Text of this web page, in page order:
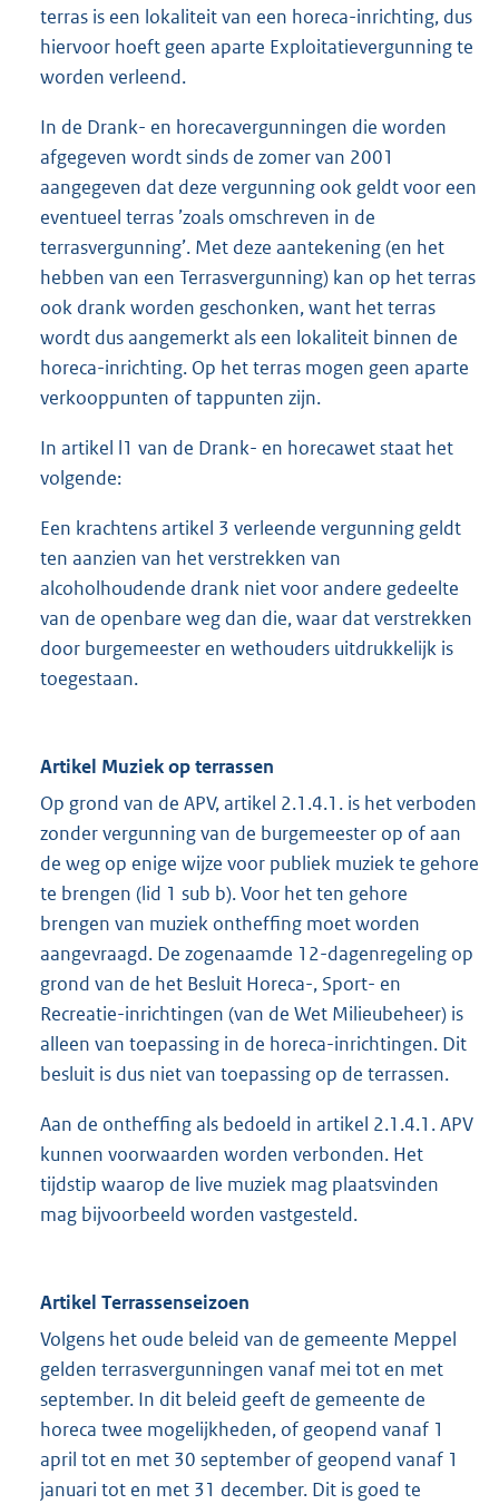
terras is een lokaliteit van een horeca-inrichting, dus
hiervoor hoeft geen aparte Exploitatievergunning te
worden verleend.
In de Drank- en horecavergunningen die worden
afgegeven wordt sinds de zomer van 2001
aangegeven dat deze vergunning ook geldt voor een
eventueel terras ’zoals omschreven in de
terrasvergunning’. Met deze aantekening (en het
hebben van een Terrasvergunning) kan op het terras
ook drank worden geschonken, want het terras
wordt dus aangemerkt als een lokaliteit binnen de
horeca-inrichting. Op het terras mogen geen aparte
verkooppunten of tappunten zijn.
In artikel l1 van de Drank- en horecawet staat het
volgende:
Een krachtens artikel 3 verleende vergunning geldt
ten aanzien van het verstrekken van
alcoholhoudende drank niet voor andere gedeelte
van de openbare weg dan die, waar dat verstrekken
door burgemeester en wethouders uitdrukkelijk is
toegestaan.
Artikel Muziek op terrassen
Op grond van de APV, artikel 2.1.4.1. is het verboden
zonder vergunning van de burgemeester op of aan
de weg op enige wijze voor publiek muziek te gehore
te brengen (lid 1 sub b). Voor het ten gehore
brengen van muziek ontheffing moet worden
aangevraagd. De zogenaamde 12-dagenregeling op
grond van de het Besluit Horeca-, Sport- en
Recreatie-inrichtingen (van de Wet Milieubeheer) is
alleen van toepassing in de horeca-inrichtingen. Dit
besluit is dus niet van toepassing op de terrassen.
Aan de ontheffing als bedoeld in artikel 2.1.4.1. APV
kunnen voorwaarden worden verbonden. Het
tijdstip waarop de live muziek mag plaatsvinden
mag bijvoorbeeld worden vastgesteld.
Artikel Terrassenseizoen
Volgens het oude beleid van de gemeente Meppel
gelden terrasvergunningen vanaf mei tot en met
september. In dit beleid geeft de gemeente de
horeca twee mogelijkheden, of geopend vanaf 1
april tot en met 30 september of geopend vanaf 1
januari tot en met 31 december. Dit is goed te